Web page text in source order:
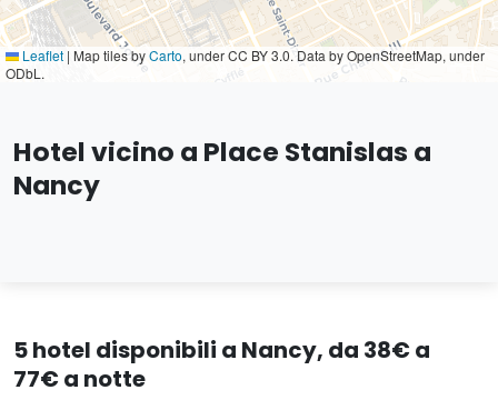
Leaflet | Map tiles byCarto, under CC BY 3.0. Data by OpenStreetMap, under
ODbL.
Hotel vicino a Place Stanislas a
Nancy
5 hotel disponibili a Nancy, da 38€ a
77€ a notte